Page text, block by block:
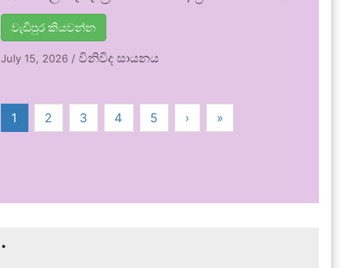
වැඩිපුර කියවන්න
July 15, 2026 /විනිවිද සායනය
1 2 3 4 5 › »
.